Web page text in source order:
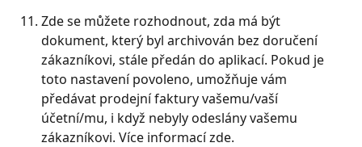
Zde se můžete rozhodnout, zda má být
dokument, který byl archivován bez doručení
zákazníkovi, stále předán do aplikací. Pokud je
toto nastavení povoleno, umožňuje vám
předávat prodejní faktury vašemu/vaší
účetní/mu, i když nebyly odeslány vašemu
zákazníkovi. Více informací zde.